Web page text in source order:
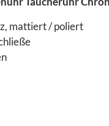
mattiert / poliert